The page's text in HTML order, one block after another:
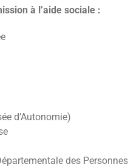
à l’aide sociale :
d’Autonomie)
des Personnes